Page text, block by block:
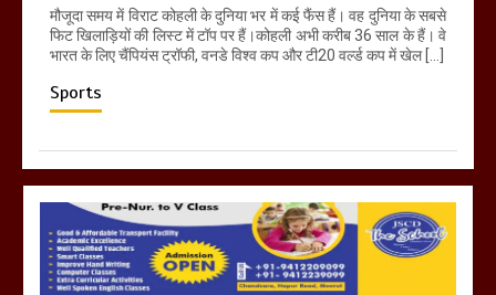
मौजूदा समय में विराट कोहली के दुनिया भर में कई फैंस हैं। वह दुनिया के सबसे
फिट खिलाड़ियों की लिस्ट में टॉप पर हैं।कोहली अभी करीब 36 साल के हैं। वे
भारत के लिए चैंपियंस ट्रॉफी, वनडे विश्व कप और टी20 वर्ल्ड कप में खेल […]
Sports